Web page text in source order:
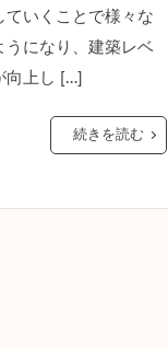
ていくことで様々な
うになり、建築レベ
向上し […]
続きを読む